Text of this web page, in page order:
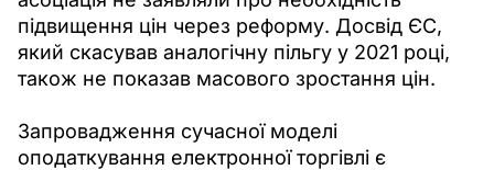
підвищення цін через реформу. Досвід ЄС,
який скасував аналогічну пільгу у 2021 році,
також не показав масового зростання цін.
Запровадження сучасної моделі
оподаткування електронної торгівлі є